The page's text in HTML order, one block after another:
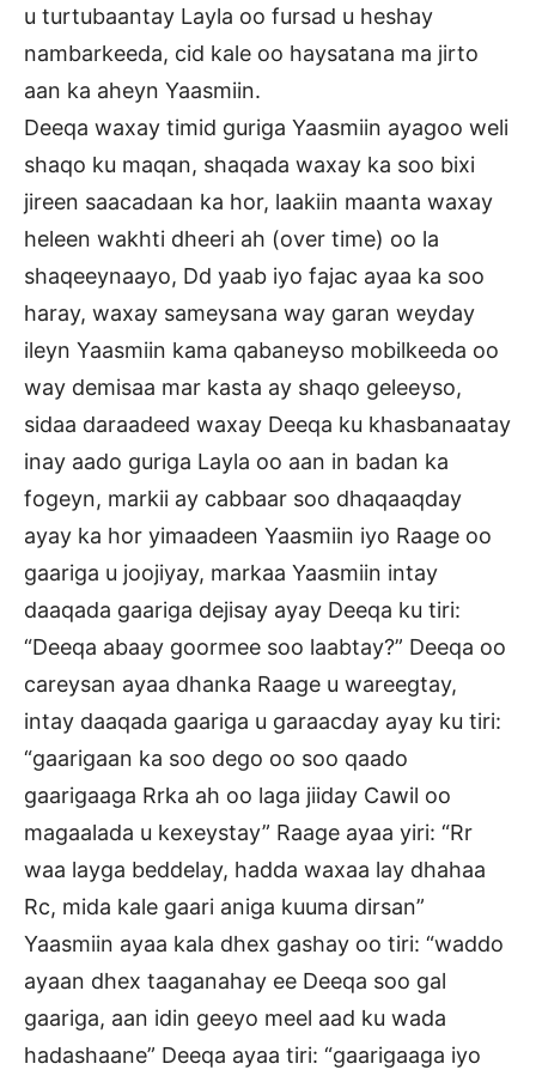
u turtubaantay Layla oo fursad u heshay
nambarkeeda, cid kale oo haysatana ma jirto
aan ka aheyn Yaasmiin.
Deeqa waxay timid guriga Yaasmiin ayagoo weli
shaqo ku maqan, shaqada waxay ka soo bixi
jireen saacadaan ka hor, laakiin maanta waxay
heleen wakhti dheeri ah (over time) oo la
shaqeeynaayo, Dd yaab iyo fajac ayaa ka soo
haray, waxay sameysana way garan weyday
ileyn Yaasmiin kama qabaneyso mobilkeeda oo
way demisaa mar kasta ay shaqo geleeyso,
sidaa daraadeed waxay Deeqa ku khasbanaatay
inay aado guriga Layla oo aan in badan ka
fogeyn, markii ay cabbaar soo dhaqaaqday
ayay ka hor yimaadeen Yaasmiin iyo Raage oo
gaariga u joojiyay, markaa Yaasmiin intay
daaqada gaariga dejisay ayay Deeqa ku tiri:
“Deeqa abaay goormee soo laabtay?” Deeqa oo
careysan ayaa dhanka Raage u wareegtay,
intay daaqada gaariga u garaacday ayay ku tiri:
“gaarigaan ka soo dego oo soo qaado
gaarigaaga Rrka ah oo laga jiiday Cawil oo
magaalada u kexeystay” Raage ayaa yiri: “Rr
waa layga beddelay, hadda waxaa lay dhahaa
Rc, mida kale gaari aniga kuuma dirsan”
Yaasmiin ayaa kala dhex gashay oo tiri: “waddo
ayaan dhex taaganahay ee Deeqa soo gal
gaariga, aan idin geeyo meel aad ku wada
hadashaane” Deeqa ayaa tiri: “gaarigaaga iyo